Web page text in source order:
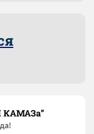
КАМАЗа”